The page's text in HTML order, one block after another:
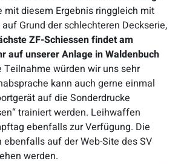
mit diesem Ergebnis ringgleich mit
Grund der schlechteren Deckserie,
ZF-Schiessen findet am
auf unserer Anlage in Waldenbuch
Teilnahme würden wir uns sehr
kann auch gerne einmal
auf die Sonderdrucke
trainiert werden. Leihwaffen
ebenfalls zur Verfügung. Die
auf der Web-Site des SV
werden.